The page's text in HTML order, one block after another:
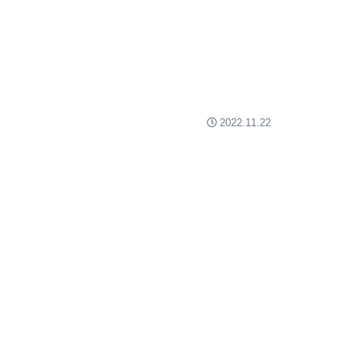
2022.11.22